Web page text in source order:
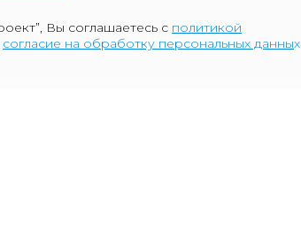
Вы соглашаетесь с политикой
согласие на обработку персональных данных